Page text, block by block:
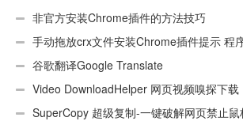
非官方安装Chrome插件的方法技巧
手动拖放crx文件安装Chrome插件提示 程
“CEX_HEADER_INVALID”的解决办法
谷歌翻译Google Translate
Video DownloadHelper 网页视频嗅探下载
SuperCopy 超级复制-一键破解网页禁止